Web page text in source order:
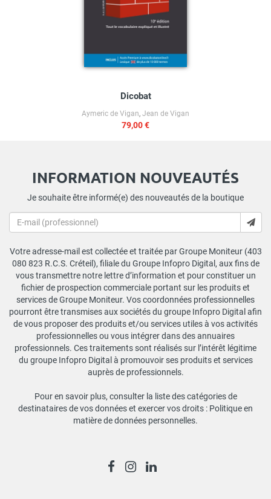
Dicobat
Aymeric de Vigan, Jean de Vigan
79,00 €
INFORMATION NOUVEAUTÉS
Je souhaite être informé(e) des nouveautés de la boutique
Votre adresse-mail est collectée et traitée par Groupe Moniteur (403
080 823 R.C.S. Créteil), filiale du Groupe Infopro Digital, aux fins de
vous transmettre notre lettre d’information et pour constituer un
fichier de prospection commerciale portant sur les produits et
services de Groupe Moniteur. Vos coordonnées professionnelles
pourront être transmises aux sociétés du groupe Infopro Digital afin
de vous proposer des produits et/ou services utiles à vos activités
professionnelles ou vous intégrer dans des annuaires
professionnels. Ces traitements sont réalisés sur l’intérêt légitime
du groupe Infopro Digital à promouvoir ses produits et services
auprès de professionnels.
Pour en savoir plus, consulter la liste des catégories de
destinataires de vos données et exercer vos droits : Politique en
matière de données personnelles.